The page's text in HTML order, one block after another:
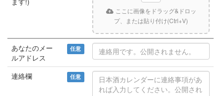
ここに画像をドラッグ&ドロッ
プ、または貼り付け(Ctrl+V)
あなたのメー
ルアドレス
任意
連絡欄 任意